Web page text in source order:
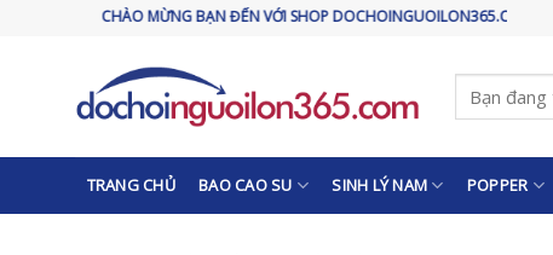
CHÀO MỪNG BẠN ĐẾN VỚI SHOP DOCHOINGUOILON365.COM
Tìm
kiếm:
TRANG CHỦ BAO CAO SU SINH LÝ NAM POPPER